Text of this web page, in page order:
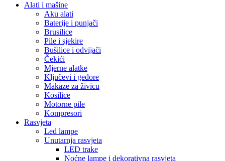
Alati i mašine
Aku alati
Baterije i punjači
Brusilice
Pile i sjekire
Bušilice i odvijači
Čekići
Mjerne alatke
Ključevi i gedore
Makaze za živicu
Kosilice
Motorne pile
Kompresori
Rasvjeta
Led lampe
Unutarnja rasvjeta
LED trake
Noćne lampe i dekorativna rasvjeta